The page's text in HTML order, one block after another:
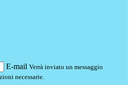
E-mail Verrà inviato un messaggio
necessarie.